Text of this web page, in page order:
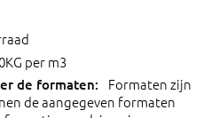
per m3
Formaten zijn
de aangegeven formaten